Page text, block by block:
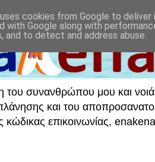
του συνανθρώπου μου και
και του
επικοινωνίας,
cookies from Google to
with Google along with
and to detect and address abuse.